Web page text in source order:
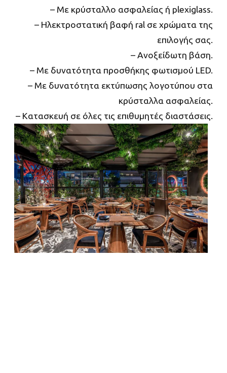
– Με κρύσταλλο ασφαλείας ή plexiglass.
– Ηλεκτροστατική βαφή ral σε χρώματα της
επιλογής σας.
– Ανοξείδωτη βάση.
– Με δυνατότητα προσθήκης φωτισμού LED.
– Με δυνατότητα εκτύπωσης λογοτύπου στα
κρύσταλλα ασφαλείας.
– Κατασκευή σε όλες τις επιθυμητές διαστάσεις.